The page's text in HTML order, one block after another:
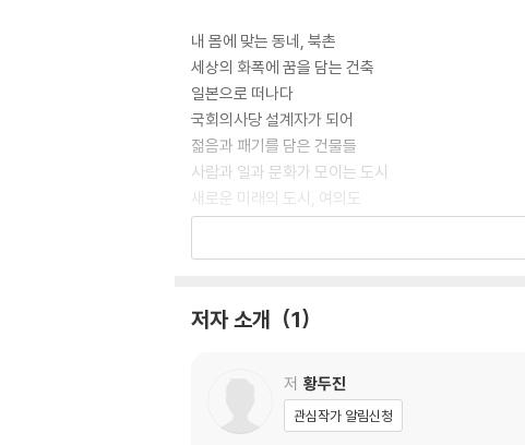
내 몸에 맞는 동네, 북촌
세상의 화폭에 꿈을 담는 건축
일본으로 떠나다
국회의사당 설계자가 되어
젊음과 패기를 담은 건물들
사람과 일과 문화가 모이는 도시
새로운 미래의 도시, 여의도
한국의 건축가로 거듭나다
따스하고 표정이 많은 벽돌
건축 설계의 시작, 자연
자연과 문화 속에 짓는 집 박물관
끝나지 않은 열정
저자 소개 1
저 황두진
관심작가 알림신청